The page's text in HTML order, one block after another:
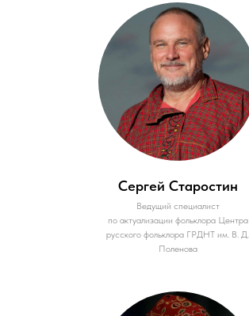
Сергей Старостин
Ведущий специалист
по актуализации фольклора Центра
русского фольклора ГРДНТ им. В. Д.
Поленова